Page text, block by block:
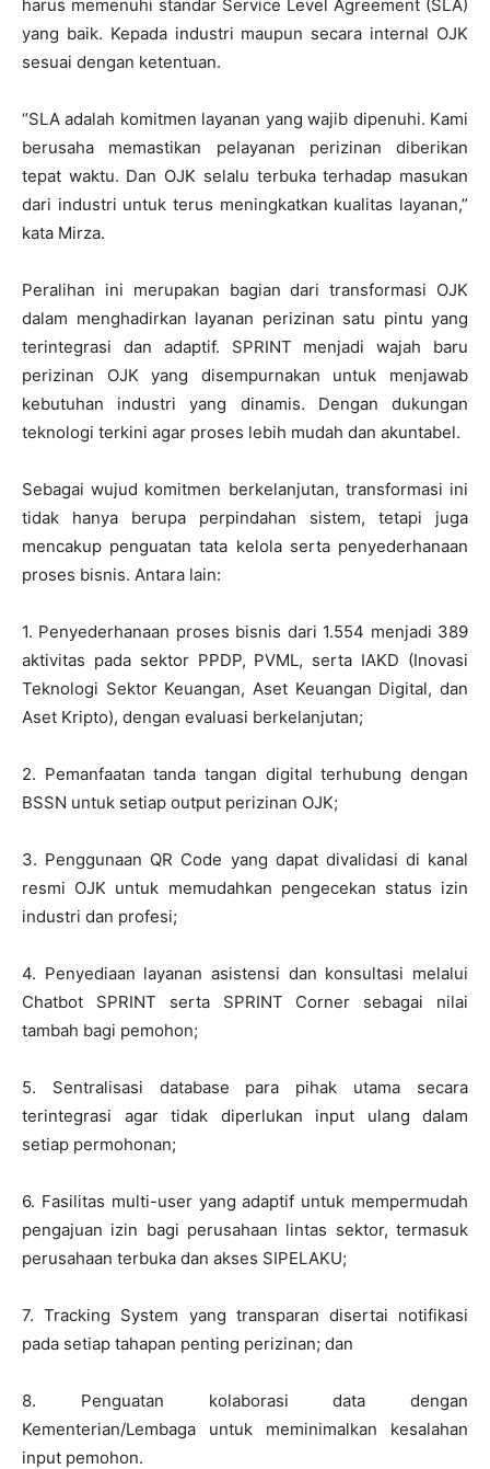
harus memenuhi standar Service Level Agreement (SLA)
yang baik. Kepada industri maupun secara internal OJK
sesuai dengan ketentuan.
“SLA adalah komitmen layanan yang wajib dipenuhi. Kami
berusaha memastikan pelayanan perizinan diberikan
tepat waktu. Dan OJK selalu terbuka terhadap masukan
dari industri untuk terus meningkatkan kualitas layanan,”
kata Mirza.
Peralihan ini merupakan bagian dari transformasi OJK
dalam menghadirkan layanan perizinan satu pintu yang
terintegrasi dan adaptif. SPRINT menjadi wajah baru
perizinan OJK yang disempurnakan untuk menjawab
kebutuhan industri yang dinamis. Dengan dukungan
teknologi terkini agar proses lebih mudah dan akuntabel.
Sebagai wujud komitmen berkelanjutan, transformasi ini
tidak hanya berupa perpindahan sistem, tetapi juga
mencakup penguatan tata kelola serta penyederhanaan
proses bisnis. Antara lain:
1. Penyederhanaan proses bisnis dari 1.554 menjadi 389
aktivitas pada sektor PPDP, PVML, serta IAKD (Inovasi
Teknologi Sektor Keuangan, Aset Keuangan Digital, dan
Aset Kripto), dengan evaluasi berkelanjutan;
2. Pemanfaatan tanda tangan digital terhubung dengan
BSSN untuk setiap output perizinan OJK;
3. Penggunaan QR Code yang dapat divalidasi di kanal
resmi OJK untuk memudahkan pengecekan status izin
industri dan profesi;
4. Penyediaan layanan asistensi dan konsultasi melalui
Chatbot SPRINT serta SPRINT Corner sebagai nilai
tambah bagi pemohon;
5. Sentralisasi database para pihak utama secara
terintegrasi agar tidak diperlukan input ulang dalam
setiap permohonan;
6. Fasilitas multi-user yang adaptif untuk mempermudah
pengajuan izin bagi perusahaan lintas sektor, termasuk
perusahaan terbuka dan akses SIPELAKU;
7. Tracking System yang transparan disertai notifikasi
pada setiap tahapan penting perizinan; dan
8. Penguatan kolaborasi data dengan
Kementerian/Lembaga untuk meminimalkan kesalahan
input pemohon.